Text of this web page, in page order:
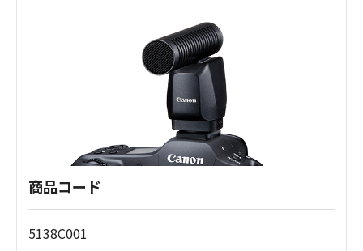
商品コード
5138C001